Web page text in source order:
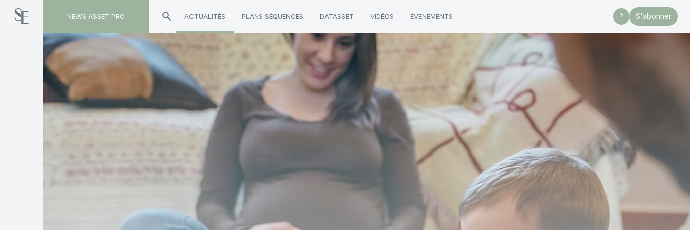
NEWS ASSET PRO ACTUALITÉS PLANS SÉQUENCES DATASSET VIDÉOS ÉVÈNEMENTS ? S'abonner
Toute l'actualité sur le tag "assureur"